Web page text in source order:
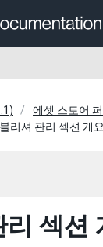
에셋 스토어
리셔 관리 섹션 개요
섹션